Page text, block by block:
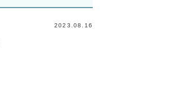
2023.08.16